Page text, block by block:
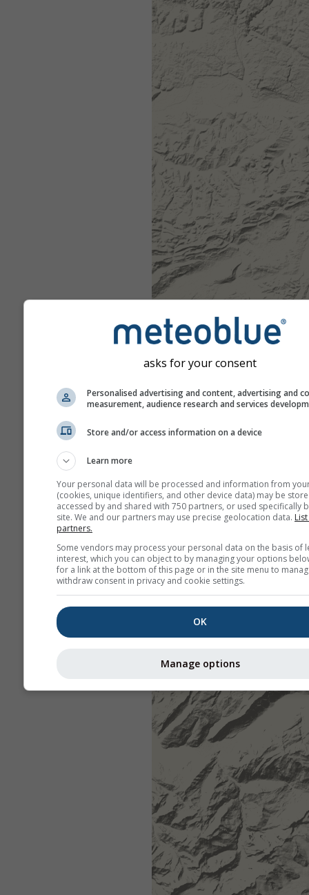
asks for your consent
Personalised advertising and content, advertising and
measurement, audience research and services
Store and/or access information on a device
Learn more
Your personal data will be processed and information from
(cookies, unique identifiers, and other device data) may be
accessed by and shared with 750 partners, or used specifically
site. We and our partners may use precise geolocation data.
partners.
Some vendors may process your personal data on the basis of
interest, which you can object to by managing your options
for a link at the bottom of this page or in the site menu to
withdraw consent in privacy and cookie settings.
OK
Manage options